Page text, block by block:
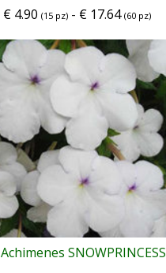
€4.90 (15 pz)- €17.64 (60 pz)
Achimenes SNOWPRINCESS